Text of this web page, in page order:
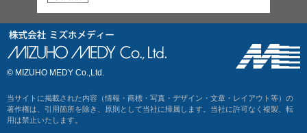
© MIZUHO MEDY Co.,Ltd.
当サイトに掲載された内容（情報・商標・写真・デザイン・文章・レイアウト等）の
著作権は、引用箇所を除き、原則として当社に帰属します。当社に許可なく複製、転
用は禁止いたします。